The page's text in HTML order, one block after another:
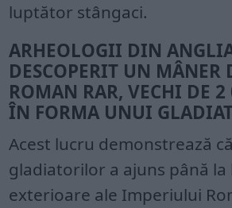
luptător stângaci.
ARHEOLOGII DIN
DESCOPERIT UN MÂNER
ROMAN RAR, VECHI DE
ÎN FORMA UNUI
Acest lucru demonstrează
gladiatorilor a ajuns până la
exterioare ale Imperiului